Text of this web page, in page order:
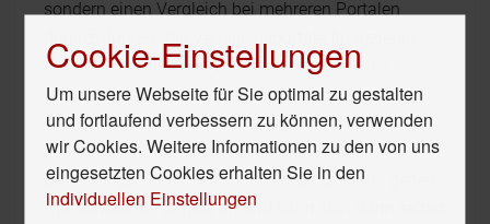
sondern einen Vergleich bei mehreren Portalen
sich über Provisionen von den verschiedenen
gelisteten Anbietern. Da die Provisionen der
einzelnen Anbieter unterschiedlich hoch sind,
können sich Zweifel an der Objektivität der
Bewertungen einschleichen. Wer ganz sicher gehen
will, schaut die Details an und kann sich dann selbst
Cookie-Einstellungen
Um unsere Webseite für Sie optimal zu gestalten
und fortlaufend verbessern zu können, verwenden
wir Cookies. Weitere Informationen zu den von uns
eingesetzten Cookies erhalten Sie in den
individuellen Einstellungen